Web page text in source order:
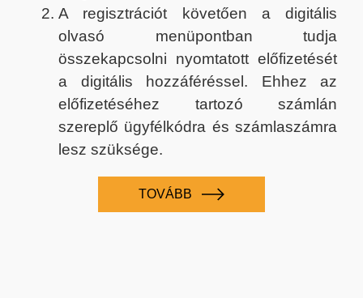
A regisztrációt követően a digitális
olvasó menüpontban tudja
összekapcsolni nyomtatott előfizetését
a digitális hozzáféréssel. Ehhez az
előfizetéséhez tartozó számlán
szereplő ügyfélkódra és számlaszámra
lesz szüksége.
TOVÁBB